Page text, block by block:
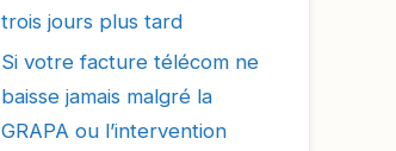
trois jours plus tard
Si votre facture télécom ne
baisse jamais malgré la
GRAPA ou l’intervention